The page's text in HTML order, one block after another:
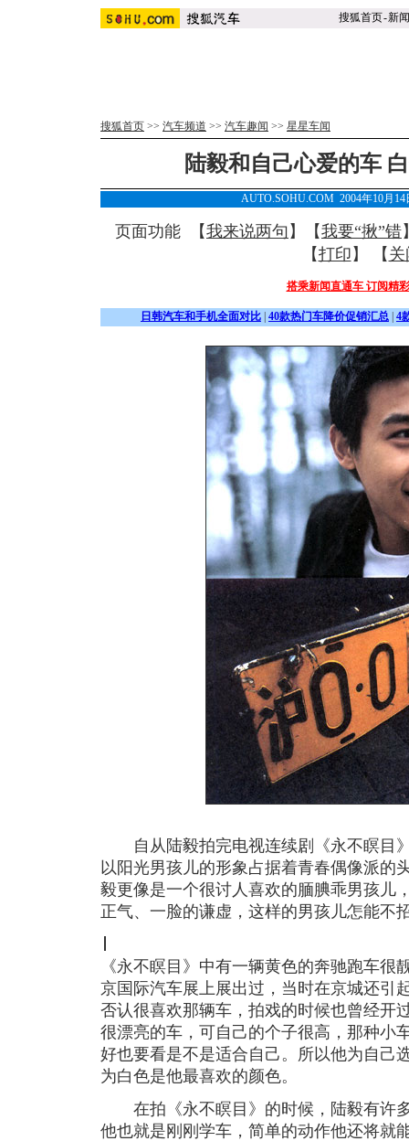
搜狐首页-新闻
搜狐首页 >> 汽车频道 >> 汽车趣闻 >> 星星车闻
陆毅和自己心爱的车
AUTO.SOHU.COM 2004年10月
页面功能 【我来说两句 】【我要“揪”错
【打印 】 【 关
搭乘新闻直通车 订阅精
日韩汽车和手机全面对比 40款热门车降价促销汇总 4
自从陆毅拍完电视连续剧《永不瞑目
以阳光男孩儿的形象占据着青春偶像派的
毅更像是一个很讨人喜欢的腼腆乖男孩儿
正气、一脸的谦虚，这样的男孩儿怎能不
《永不瞑目》中有一辆黄色的奔驰跑车很
京国际汽车展上展出过，当时在京城还引
否认很喜欢那辆车，拍戏的时候也曾经开
很漂亮的车，可自己的个子很高，那种小
好也要看是不是适合自己。所以他为自己
为白色是他最喜欢的颜色。
在拍《永不瞑目》的时候，陆毅有许
他也就是刚刚学车，简单的动作他还将就